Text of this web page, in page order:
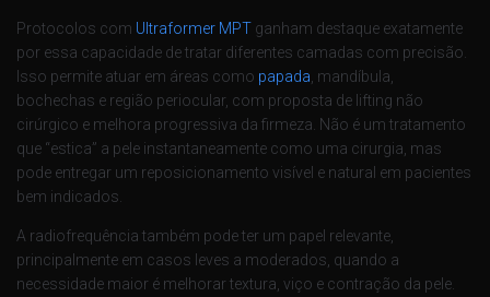
Protocolos com Ultraformer MPT ganham destaque exatamente
por essa capacidade de tratar diferentes camadas com precisão.
Isso permite atuar em áreas como papada , mandíbula,
bochechas e região periocular, com proposta de lifting não
cirúrgico e melhora progressiva da firmeza. Não é um tratamento
que “estica” a pele instantaneamente como uma cirurgia, mas
pode entregar um reposicionamento visível e natural em pacientes
bem indicados.
A radiofrequência também pode ter um papel relevante,
principalmente em casos leves a moderados, quando a
necessidade maior é melhorar textura, viço e contração da pele.